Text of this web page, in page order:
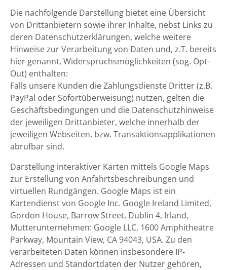
Die nachfolgende Darstellung bietet eine Übersicht
von Drittanbietern sowie ihrer Inhalte, nebst Links zu
deren Datenschutzerklärungen, welche weitere
Hinweise zur Verarbeitung von Daten und, z.T. bereits
hier genannt, Widerspruchsmöglichkeiten (sog. Opt-
Out) enthalten:
Falls unsere Kunden die Zahlungsdienste Dritter (z.B.
PayPal oder Sofortüberweisung) nutzen, gelten die
Geschäftsbedingungen und die Datenschutzhinweise
der jeweiligen Drittanbieter, welche innerhalb der
jeweiligen Webseiten, bzw. Transaktionsapplikationen
abrufbar sind.
Darstellung interaktiver Karten mittels Google Maps
zur Erstellung von Anfahrtsbeschreibungen und
virtuellen Rundgängen. Google Maps ist ein
Kartendienst von Google Inc. Google Ireland Limited,
Gordon House, Barrow Street, Dublin 4, Irland,
Mutterunternehmen: Google LLC, 1600 Amphitheatre
Parkway, Mountain View, CA 94043, USA. Zu den
verarbeiteten Daten können insbesondere IP-
Adressen und Standortdaten der Nutzer gehören,